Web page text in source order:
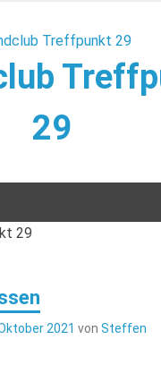
29
2021 von Steffen